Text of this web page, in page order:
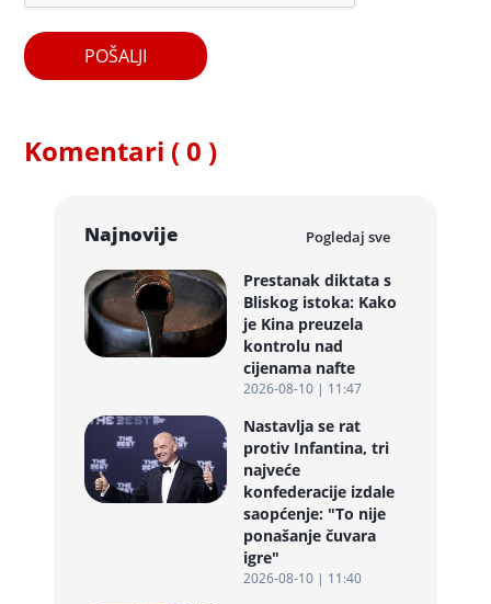
POŠALJI
Komentari ( 0 )
Najnovije Pogledaj sve
Prestanak diktata s
Bliskog istoka: Kako
je Kina preuzela
kontrolu nad
cijenama nafte
2026-08-10 | 11:47
Nastavlja se rat
protiv Infantina, tri
najveće
konfederacije izdale
saopćenje: "To nije
ponašanje čuvara
igre"
2026-08-10 | 11:40